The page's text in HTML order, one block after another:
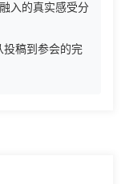
入的真实感受分
投稿到参会的完